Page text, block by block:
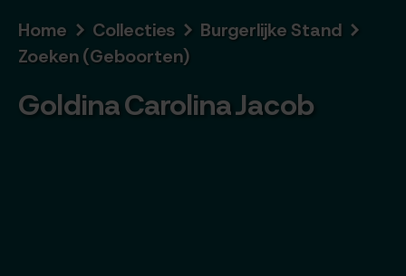
Home Collecties
Burgerlijke Stand
Zoeken (Geboorten)
Goldina Carolina Jacob